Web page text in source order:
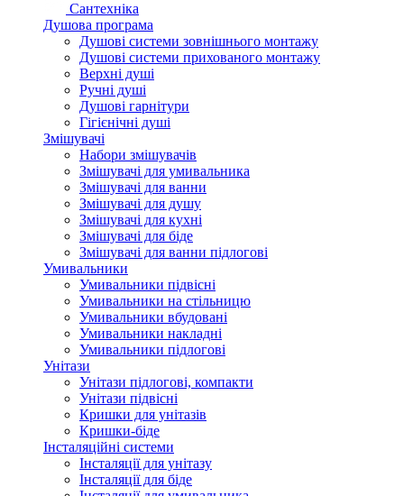
Сантехніка
Душова програма
Душові системи зовнішнього монтажу
Душові системи прихованого монтажу
Верхні душі
Ручні душі
Душові гарнітури
Гігієнічні душі
Змішувачі
Набори змішувачів
Змішувачі для умивальника
Змішувачі для ванни
Змішувачі для душу
Змішувачі для кухні
Змішувачі для біде
Змішувачі для ванни підлогові
Умивальники
Умивальники підвісні
Умивальники на стільницю
Умивальники вбудовані
Умивальники накладні
Умивальники підлогові
Унітази
Унітази підлогові, компакти
Унітази підвісні
Кришки для унітазів
Кришки-біде
Інсталяційні системи
Інсталяції для унітазу
Інсталяції для біде